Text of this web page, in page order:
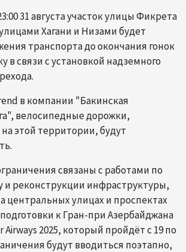
31 августа участок улицы Фикрета
Хагани и Низами будет
транспорта до окончания гонок
в связи с установкой надземного
в компании "Бакинская
велосипедные дорожки,
этой территории, будут
связаны с работами по
и реконструкции инфраструктуры,
улицах и проспектах
к Гран-при Азербайджана
2025, который пройдёт с 19 по
будут вводиться поэтапно,